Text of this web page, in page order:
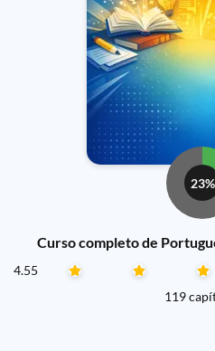
23%
Curso completo de
4.55
119